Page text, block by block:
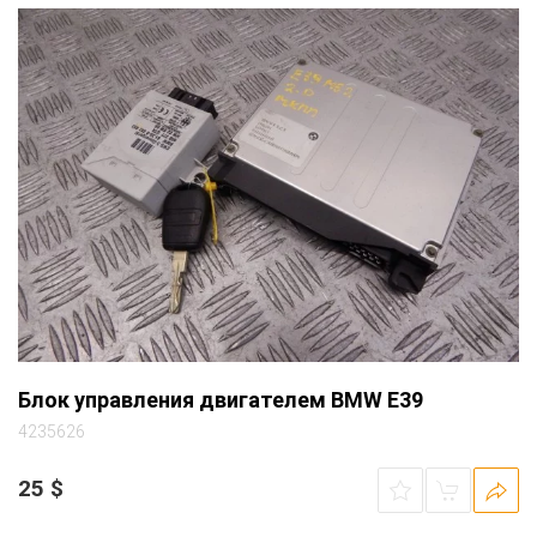
Блок управления двигателем BMW E39
4235626
25 $